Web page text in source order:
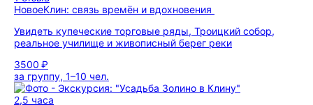
НовоеКлин: связь времён и вдохновения
Увидеть купеческие торговые ряды, Троицкий собор,
реальное училище и живописный берег реки
3500 ₽
за группу, 1–10 чел.
2,5 часа